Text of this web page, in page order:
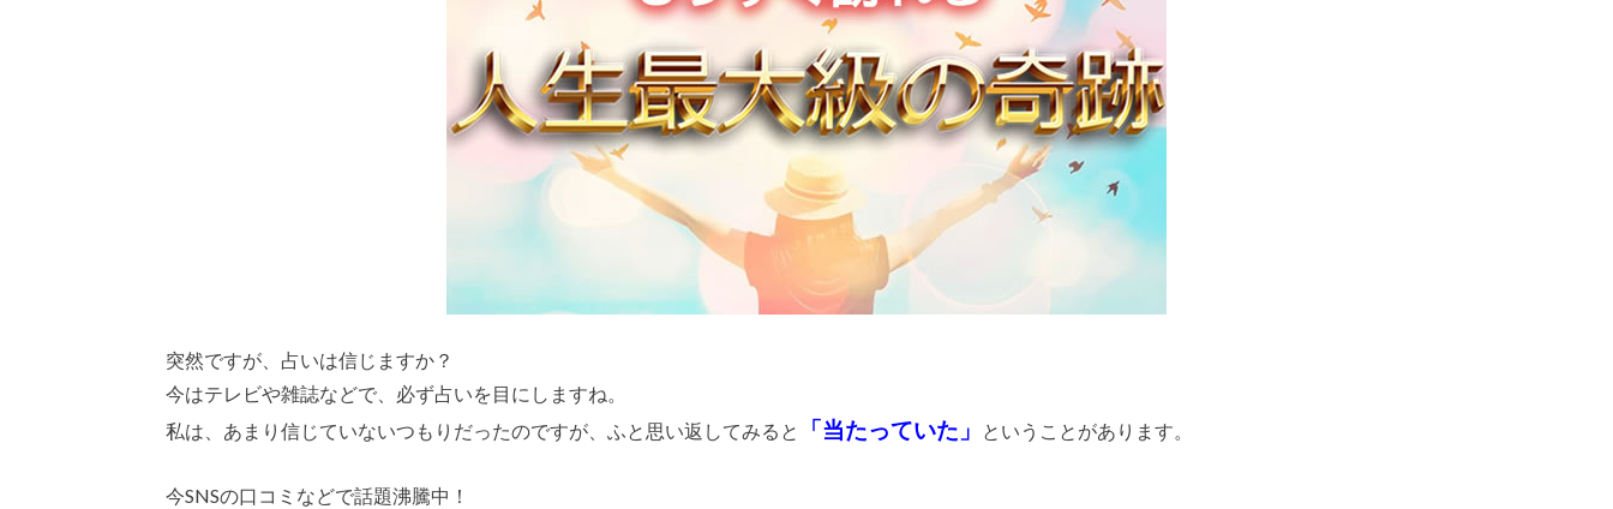
突然ですが、占いは信じますか？
今はテレビや雑誌などで、必ず占いを目にしますね。
私は、あまり信じていないつもりだったのですが、ふと思い返してみると
「当たっていた」 ということがあります。
今SNSの口コミなどで話題沸騰中！